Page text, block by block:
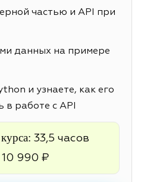
частью и API при
данных на примере
и узнаете, как его
в работе с API
33,5 часов
10 990 ₽